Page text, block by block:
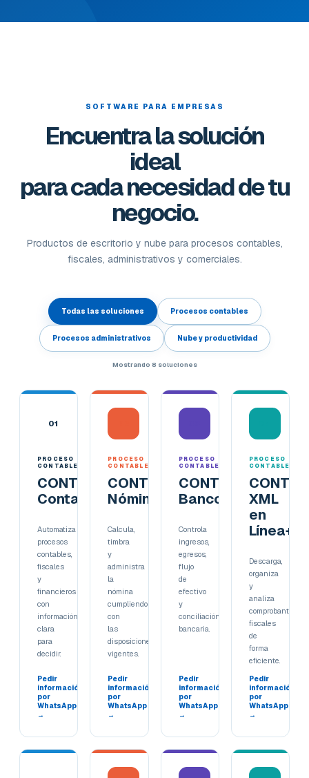
SOFTWARE PARA EMPRESAS
Encuentra la solución
ideal
para cada necesidad de tu
negocio.
Productos de escritorio y nube para procesos contables,
fiscales, administrativos y comerciales.
Todas las soluciones Procesos contables
Procesos administrativos Nube y productividad
Mostrando 8 soluciones
01
PROCESO
CONTABLE
CONTPAQi®
Contabilidad
Automatiza
procesos
contables,
fiscales
y
financieros
con
información
clara
para
decidir.
Pedir
información
por
WhatsApp
→
PROCESO
CONTABLE
CONTPAQi®
Nóminas
Calcula,
timbra
y
administra
la
nómina
cumpliendo
con
las
disposiciones
vigentes.
Pedir
información
por
WhatsApp
→
PROCESO
CONTABLE
CONTPAQi®
Bancos
Controla
ingresos,
egresos,
flujo
de
efectivo
y
conciliación
bancaria.
Pedir
información
por
WhatsApp
→
PROCESO
CONTABLE
XML
en
Línea+
Descarga,
organiza
y
analiza
comprobantes
fiscales
de
forma
eficiente.
Pedir
información
por
WhatsApp
→